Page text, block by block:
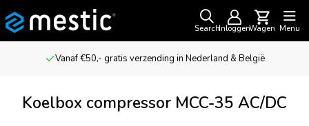
SearchInloggenWagen Menu
Vanaf €50,- gratis verzending in Nederland & België
Koelbox compressor MCC-35 AC/DC